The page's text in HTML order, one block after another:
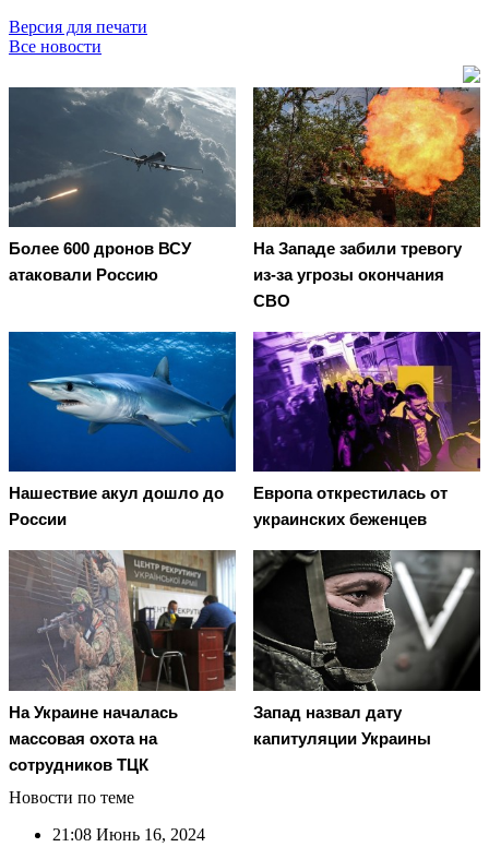
Версия для печати
Все новости
Более 600 дронов ВСУ
атаковали Россию
На Западе забили тревогу
из-за угрозы окончания
СВО
Нашествие акул дошло до
России
Европа открестилась от
украинских беженцев
На Украине началась
массовая охота на
сотрудников ТЦК
Запад назвал дату
капитуляции Украины
Новости по теме
21:08 Июнь 16, 2024